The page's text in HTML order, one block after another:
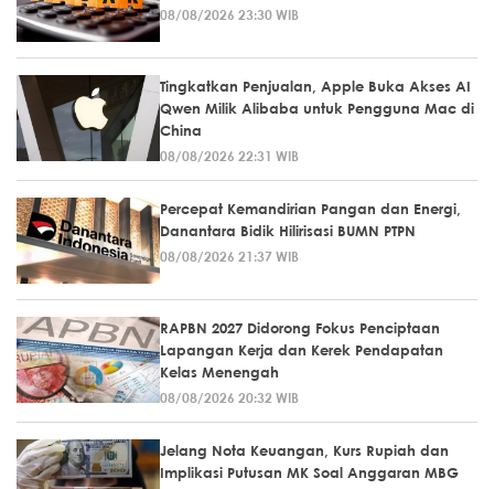
08/08/2026 23:30 WIB
Tingkatkan Penjualan, Apple Buka Akses AI
Qwen Milik Alibaba untuk Pengguna Mac di
China
08/08/2026 22:31 WIB
Percepat Kemandirian Pangan dan Energi,
Danantara Bidik Hilirisasi BUMN PTPN
08/08/2026 21:37 WIB
RAPBN 2027 Didorong Fokus Penciptaan
Lapangan Kerja dan Kerek Pendapatan
Kelas Menengah
08/08/2026 20:32 WIB
Jelang Nota Keuangan, Kurs Rupiah dan
Implikasi Putusan MK Soal Anggaran MBG